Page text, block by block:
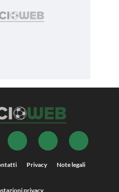
Privacy Note legali
privacy